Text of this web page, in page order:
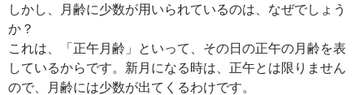
しかし、月齢に少数が用いられているのは、なぜでしょう
か？
これは、「正午月齢」といって、その日の正午の月齢を表
しているからです。新月になる時は、正午とは限りません
ので、月齢には少数が出てくるわけです。